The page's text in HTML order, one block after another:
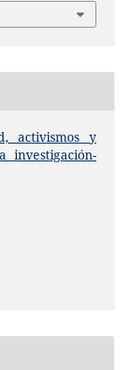
activismos y
investigación-